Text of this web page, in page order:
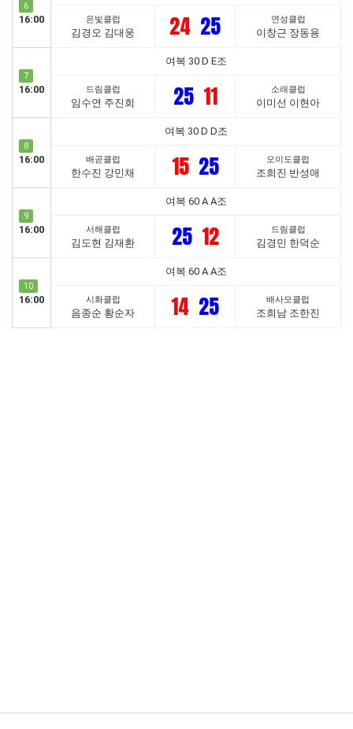
6
16:00 은빛클럽
김경오 김대웅 24 25 연성클럽
이창근 장동용
7
16:00
여복 30 D E조
드림클럽
임수연 주진희 25 11 소래클럽
이미선 이현아
8
16:00
여복 30 D D조
배곧클럽
한수진 강민채 15 25 오이도클럽
조희진 반성애
9
16:00
여복 60 A A조
서해클럽
김도현 김재환 25 12 드림클럽
김경민 한덕순
10
16:00
여복 60 A A조
시화클럽
음종순 황순자 14 25 배사모클럽
조희남 조한진